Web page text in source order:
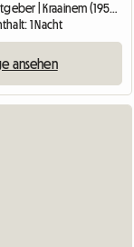
1 Nacht
ansehen